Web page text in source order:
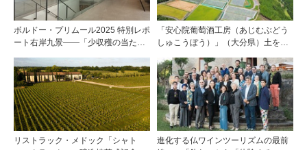
ボルドー・プリムール2025 特別レポ
ート右岸九景――「少収穫の当たり
ンテミリオン 有力9シャトー訪問記
「安心院葡萄酒工房（あじむぶどう
しゅこうぼう）」（大分県）土を作
ワインに実を結ぶ
リストラック・メドック「シャト
進化する仏ワインツーリズムの最前